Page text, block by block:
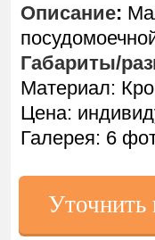
Уточнить
Описание:
Габариты/
Материал:
Цена:
Галерея: 6